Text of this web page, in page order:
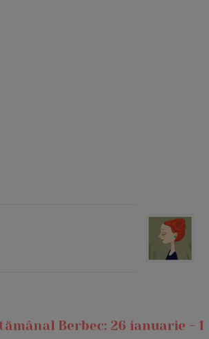
Berbec: 26 ianuarie - 1